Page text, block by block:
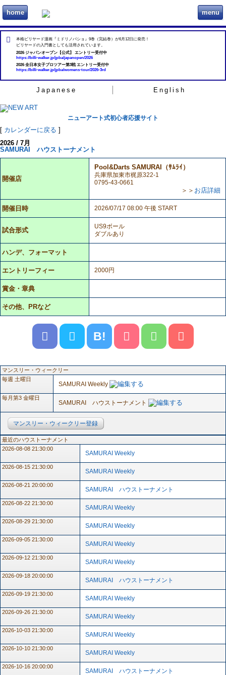
home ビリヲカ menu
本格ビリヤード漫画『ミドリノバショ』9巻（完結巻）が6月12日に発売！
ビリヤードの入門書としても活用されています。
2026 ジャパンオープン【公式】 エントリー受付中
https://billi-walker.jp/jpba/japanopen/2026
2026 全日本女子プロツアー第3戦 エントリー受付中
https://billi-walker.jp/jpba/womens-tour/2026-3rd
Japanese English
ニューアート式初心者応援サイト
[ カレンダーに戻る ]
2026 / 7月
SAMURAI ハウストーナメント
開催店
Pool&Darts SAMURAI（ｻﾑﾗｲ）
兵庫県加東市梶原322-1
0795-43-0661
＞＞ お店詳細
開催日時 2026/07/17 08:00 午後 START
試合形式
US9ボール
ダブルあり
ハンデ、フォーマット
エントリーフィー 2000円
賞金・章典
その他、PRなど
B!
マンスリー・ウィークリー
毎週 土曜日
SAMURAI Weekly
毎月第3 金曜日
SAMURAI ハウストーナメント
マンスリー・ウィークリー登録
最近のハウストーナメント
2026-08-08 21:30:00
SAMURAI Weekly
2026-08-15 21:30:00
SAMURAI Weekly
2026-08-21 20:00:00
SAMURAI ハウストーナメント
2026-08-22 21:30:00
SAMURAI Weekly
2026-08-29 21:30:00
SAMURAI Weekly
2026-09-05 21:30:00
SAMURAI Weekly
2026-09-12 21:30:00
SAMURAI Weekly
2026-09-18 20:00:00
SAMURAI ハウストーナメント
2026-09-19 21:30:00
SAMURAI Weekly
2026-09-26 21:30:00
SAMURAI Weekly
2026-10-03 21:30:00
SAMURAI Weekly
2026-10-10 21:30:00
SAMURAI Weekly
2026-10-16 20:00:00
SAMURAI ハウストーナメント